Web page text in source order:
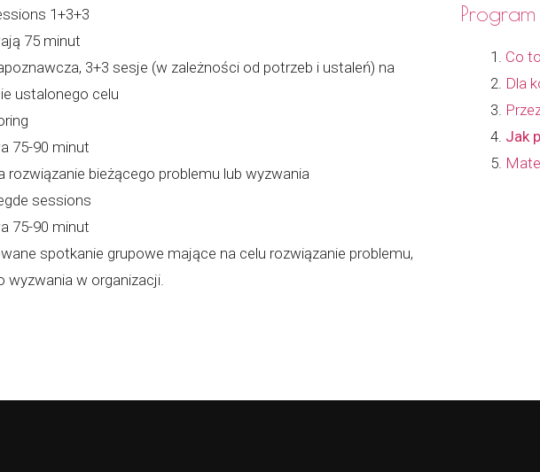
1+3+3
75 minut
3+3 sesje (w zależności od potrzeb i ustaleń) na
ustalonego celu
75-90 minut
rozwiązanie bieżącego problemu lub wyzwania
sessions
75-90 minut
spotkanie grupowe mające na celu rozwiązanie problemu,
wyzwania w organizacji.
Co
Dla
Jak